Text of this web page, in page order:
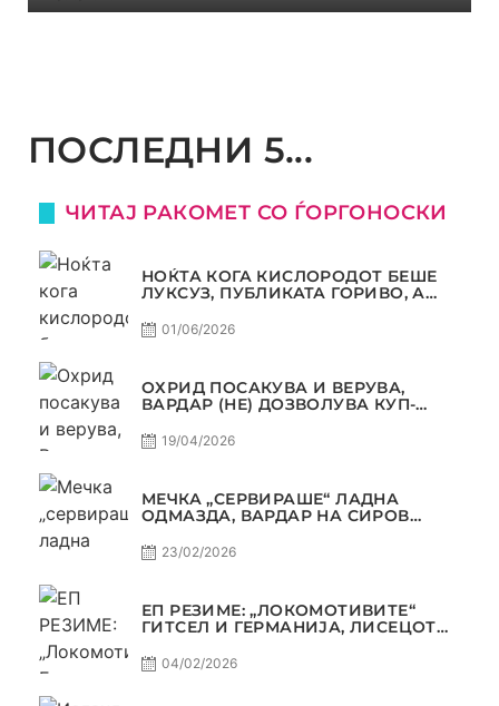
ПОСЛЕДНИ 5...
ЧИТАЈ РАКОМЕТ СО ЃОРГОНОСКИ
НОЌТА КОГА КИСЛОРОДОТ БЕШЕ
ЛУКСУЗ, ПУБЛИКАТА ГОРИВО, А
01/06/2026
ОХРИД ПОСАКУВА И ВЕРУВА,
ВАРДАР (НЕ) ДОЗВОЛУВА КУП-
19/04/2026
МЕЧКА „СЕРВИРАШЕ“ ЛАДНА
ОДМАЗДА, ВАРДАР НА СИРОВ
АВТОКОМАНДА
23/02/2026
ЕП РЕЗИМЕ: „ЛОКОМОТИВИТЕ“
ГИТСЕЛ И ГЕРМАНИЈА, ЛИСЕЦОТ
04/02/2026